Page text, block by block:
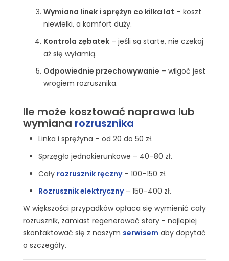
Wymiana linek i sprężyn co kilka lat – koszt
niewielki, a komfort duży.
Kontrola zębatek – jeśli są starte, nie czekaj
aż się wyłamią.
Odpowiednie przechowywanie – wilgoć jest
wrogiem rozrusznika.
Ile może kosztować naprawa lub
wymiana rozrusznika
Linka i sprężyna – od 20 do 50 zł.
Sprzęgło jednokierunkowe – 40–80 zł.
Cały rozrusznik ręczny– 100–150 zł.
Rozrusznik elektryczny– 150–400 zł.
W większości przypadków opłaca się wymienić cały
rozrusznik, zamiast regenerować stary - najlepiej
skontaktować się z naszym serwisem aby dopytać
o szczegóły.